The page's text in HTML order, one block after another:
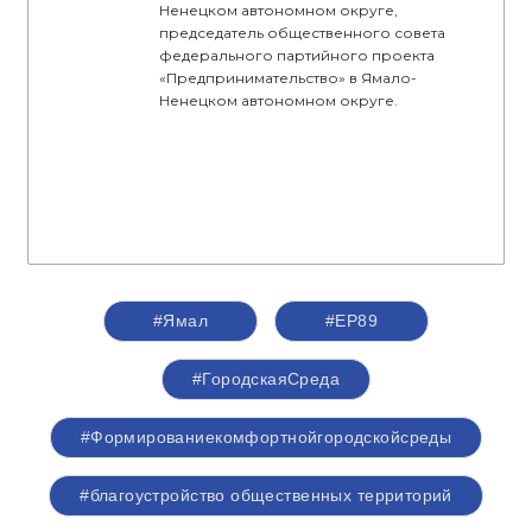
Ненецком автономном округе,
председатель общественного совета
федерального партийного проекта
«Предпринимательство» в Ямало-
Ненецком автономном округе.
#Ямал #ЕР89
#ГородскаяСреда
#Формированиекомфортнойгородскойсреды
#благоустройство общественных территорий